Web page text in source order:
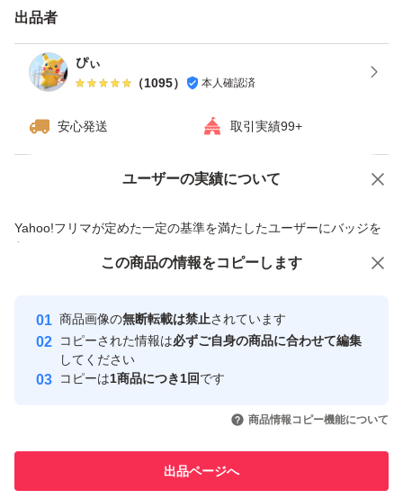
出品者
ぴぃ
（1095） 本人確認済
安心発送 取引実績99+
ユーザーの実績について
Yahoo!フリマが定めた一定の基準を満たしたユーザーにバッジを
付与しています
安心取引出品者
心・安全なユーザーです
取引実績
引を完了させた実績があります
での取引実績があります
価格の相談 商品への質問
この商品の情報をコピーします
商品画像の無断転載は禁止されています
コピーされた情報は必ずご自身の商品に合わせて編集
してください
コピーは1商品につき1回です
商品情報コピー機能について
出品ページへ
この商品をみている人にオススメ